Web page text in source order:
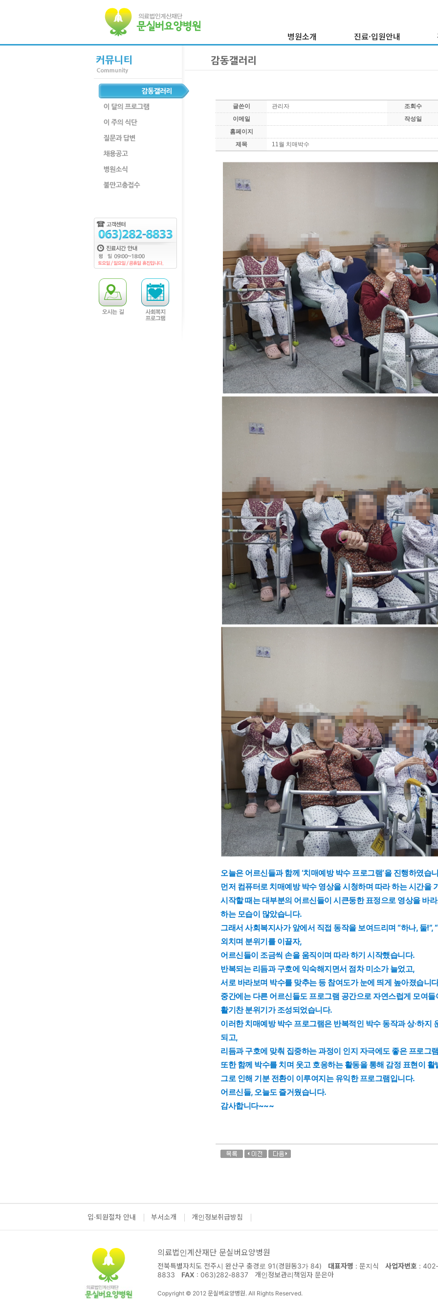
병원소개
병원연혁
병원둘러보기
부서소개
찾아오시는 길
진료·입원안내
입·퇴원안내
비급여내역현황
건
글쓴이 관리자
조회수
이메일
작성일
홈페이지
제목
11월 치매박수
오늘은 어르신들과 함께 ‘치매예방 박수 프로그램’을 진행하였습
먼저 컴퓨터로 치매예방 박수 영상을 시청하며 따라 하는 시간을
시작할 때는 대부분의 어르신들이 시큰둥한 표정으로 영상을 바
하는 모습이 많았습니다.
그래서 사회복지사가 앞에서 직접 동작을 보여드리며 “하나, 둘!”,
외치며 분위기를 이끌자,
어르신들이 조금씩 손을 움직이며 따라 하기 시작했습니다.
반복되는 리듬과 구호에 익숙해지면서 점차 미소가 늘었고,
서로 바라보며 박수를 맞추는 등 참여도가 눈에 띄게 높아졌습니
중간에는 다른 어르신들도 프로그램 공간으로 자연스럽게 모여
활기찬 분위기가 조성되었습니다.
이러한 치매예방 박수 프로그램은 반복적인 박수 동작과 상·하지
되고,
리듬과 구호에 맞춰 집중하는 과정이 인지 자극에도 좋은 프로그
또한 함께 박수를 치며 웃고 호응하는 활동을 통해 감정 표현이 활
그로 인해 기분 전환이 이루여지는 유익한 프로그램입니다.
어르신들, 오늘도 즐거웠습니다.
감사합니다~~~
입·퇴원절차 안내 부서소개 개인정보취급방침
의료법인계산재단 문실버요양병원
전북특별자치도 전주시 완산구 충경로 91(경원동3가 84) 대표자명 : 문지식 사업자번호 :
8833
FAX : 063)282-8837 개인정보관리책임자 문은아
Copyright © 2012 문실버요양병원. All Rights Reserved.